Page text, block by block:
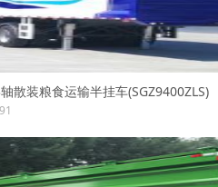
散装粮食运输半挂车(SGZ9400ZLS)